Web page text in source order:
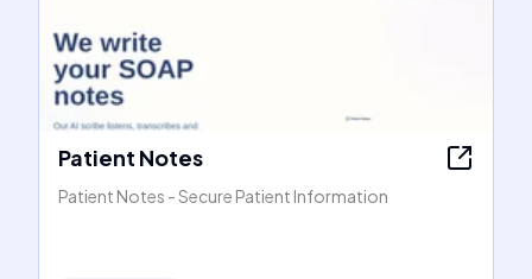
Patient Notes
Patient Notes - Secure Patient Information